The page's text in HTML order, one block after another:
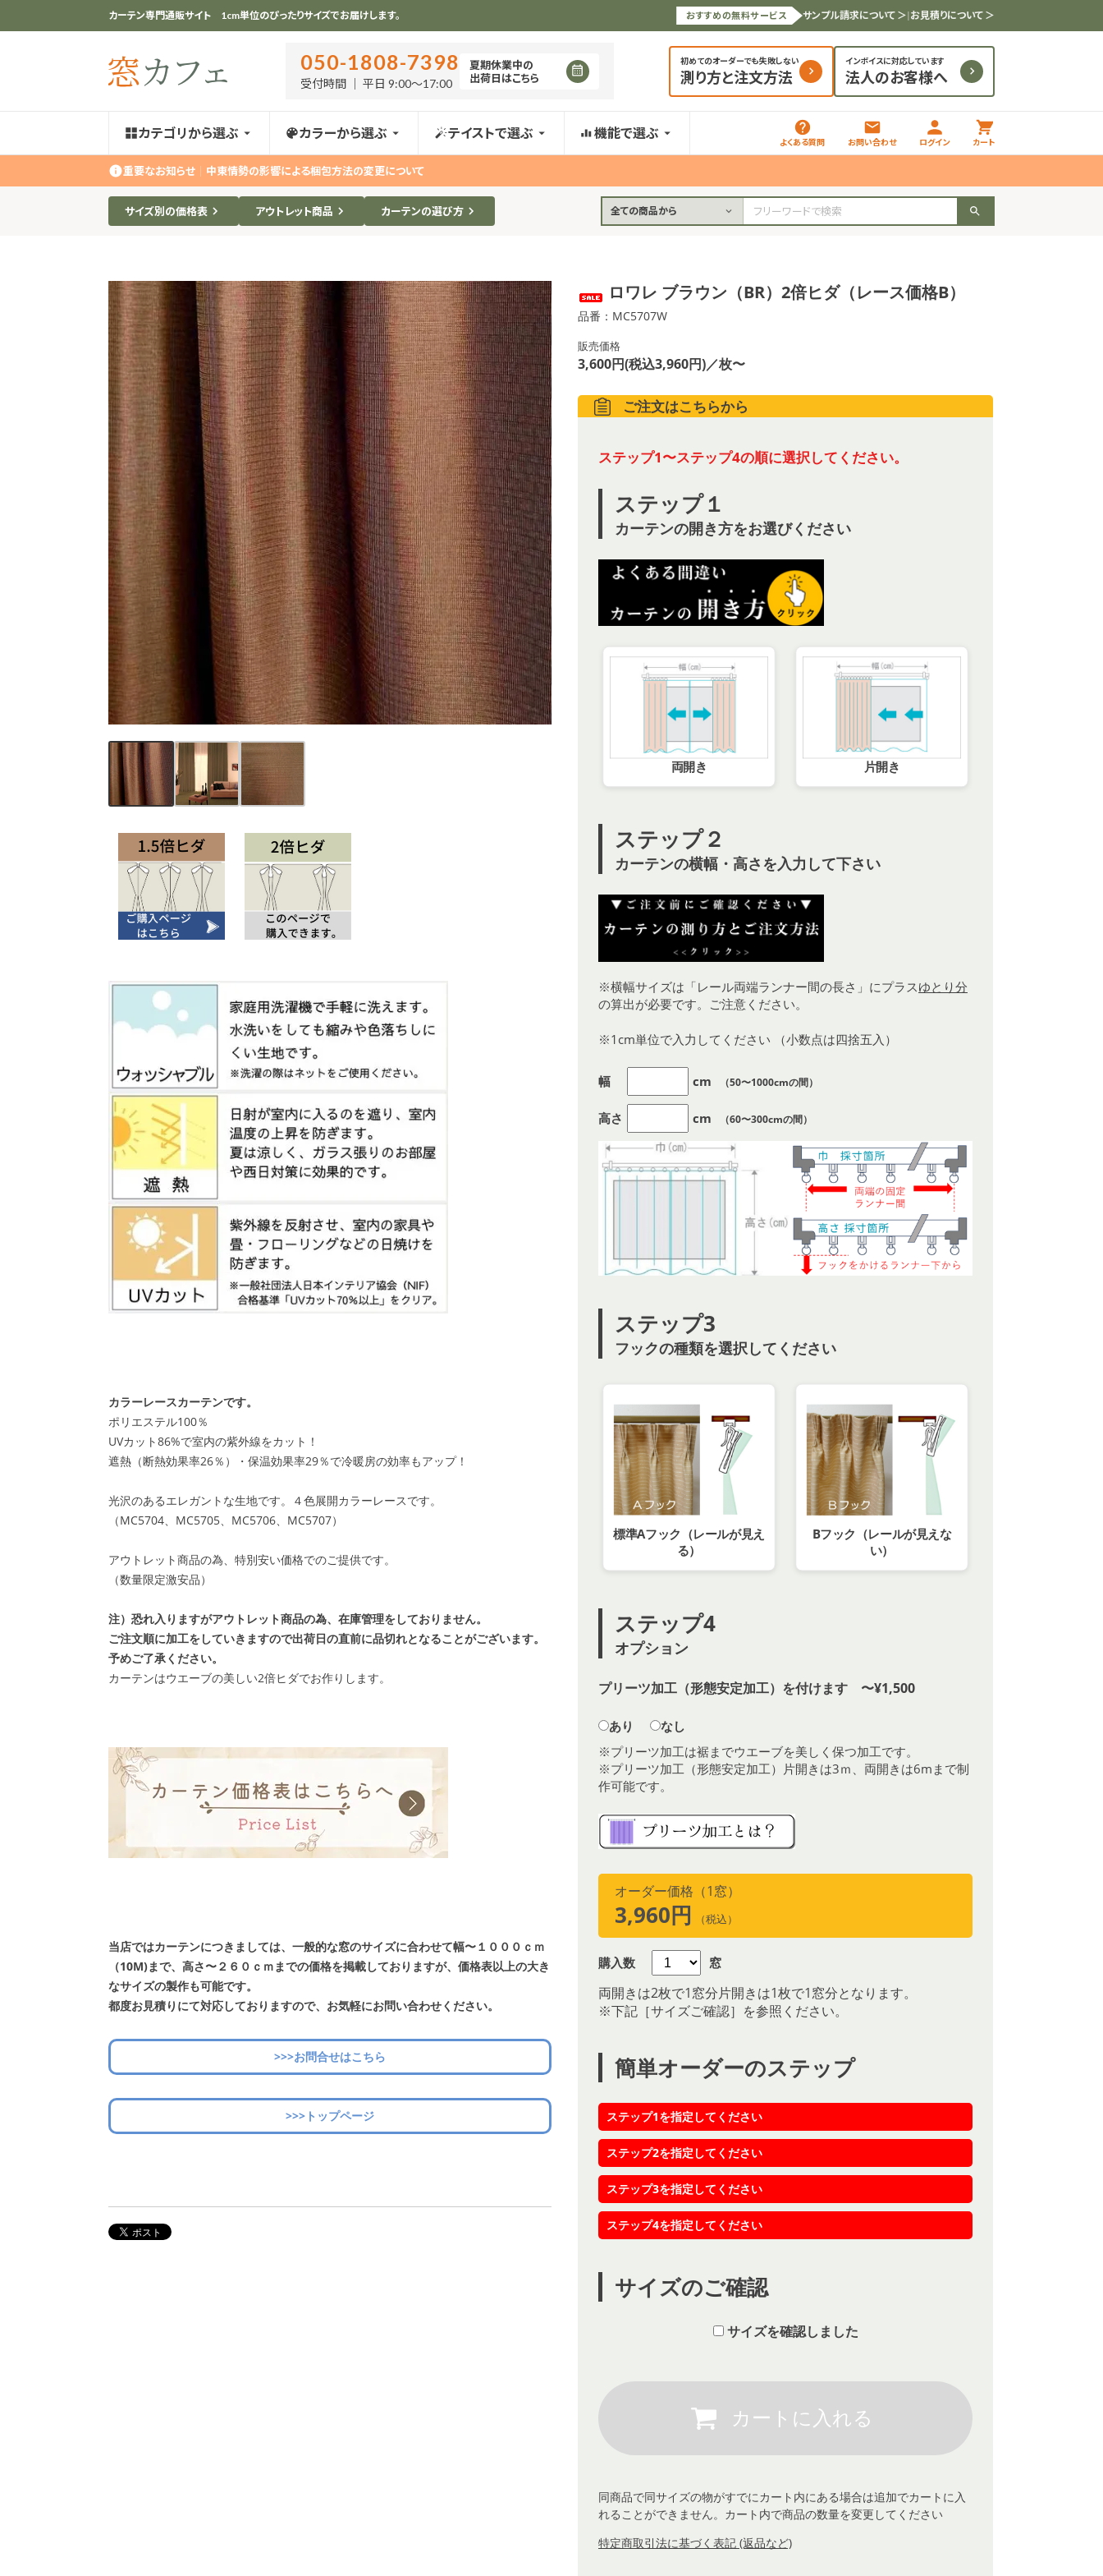
カーテン専門通販サイト 1cm単位のぴったりサイズでお届けします。 おすすめの無料サービス サンプル請求について ＞|お見積りについて ＞
050-1808-7398
受付時間 ｜ 平日 9:00〜17:00
夏期休業中の
出荷日はこちら
初めてのオーダーでも失敗しない
測り方と注文方法
インボイスに対応しています
法人のお客様へ
カテゴリから選ぶ カラーから選ぶ テイストで選ぶ 機能で選ぶ
よくある質問 お問い合わせ ログイン カート
重要なお知らせ 中東情勢の影響による梱包方法の変更について
サイズ別の価格表 アウトレット商品 カーテンの選び方 全ての商品から
カラーレースカーテンです。
ポリエステル100％
UVカット86%で室内の紫外線をカット！
遮熱（断熱効果率26％）・保温効果率29％で冷暖房の効率もアップ！
光沢のあるエレガントな生地です。４色展開カラーレースです。
（MC5704、MC5705、MC5706、MC5707）
アウトレット商品の為、特別安い価格でのご提供です。
（数量限定激安品）
注）恐れ入りますがアウトレット商品の為、在庫管理をしておりません。
ご注文順に加工をしていきますので出荷日の直前に品切れとなることがございます。
予めご了承ください。
カーテンはウエーブの美しい2倍ヒダでお作りします。
当店ではカーテンにつきましては、一般的な窓のサイズに合わせて幅〜１０００ｃｍ
（10M)まで、高さ〜２６０ｃｍまでの価格を掲載しておりますが、価格表以上の大き
なサイズの製作も可能です。
都度お見積りにて対応しておりますので、お気軽にお問い合わせください。
>>>お問合せはこちら
>>>トップページ
ロワレ ブラウン（BR）2倍ヒダ（レース価格B）
品番：MC5707W
販売価格
3,600円(税込3,960円)／枚〜
ご注文はこちらから
ステップ1〜ステップ4の順に選択してください。
ステップ１
カーテンの開き方をお選びください
両開き 片開き
ステップ２
カーテンの横幅・高さを入力して下さい
※横幅サイズは「レール両端ランナー間の長さ」にプラスゆとり分
の算出が必要です。ご注意ください。
※1cm単位で入力してください （小数点は四捨五入）
幅 cm （50〜1000cmの間）
高さ cm （60〜300cmの間）
ステップ3
フックの種類を選択してください
標準Aフック（レールが見え
る）
Bフック（レールが見えな
い）
ステップ4
オプション
プリーツ加工（形態安定加工）を付けます 〜¥1,500
あり
なし
※プリーツ加工は裾までウエーブを美しく保つ加工です。
※プリーツ加工（形態安定加工）片開きは3ｍ、両開きは6mまで制
作可能です。
オーダー価格（1窓）
3,960円 （税込）
購入数 窓
両開きは2枚で1窓分片開きは1枚で1窓分となります。
※下記［サイズご確認］を参照ください。
簡単オーダーのステップ
ステップ1を指定してください
ステップ2を指定してください
ステップ3を指定してください
ステップ4を指定してください
サイズのご確認
サイズを確認しました
同商品で同サイズの物がすでにカート内にある場合は追加でカートに入
れることができません。カート内で商品の数量を変更してください
特定商取引法に基づく表記 (返品など)